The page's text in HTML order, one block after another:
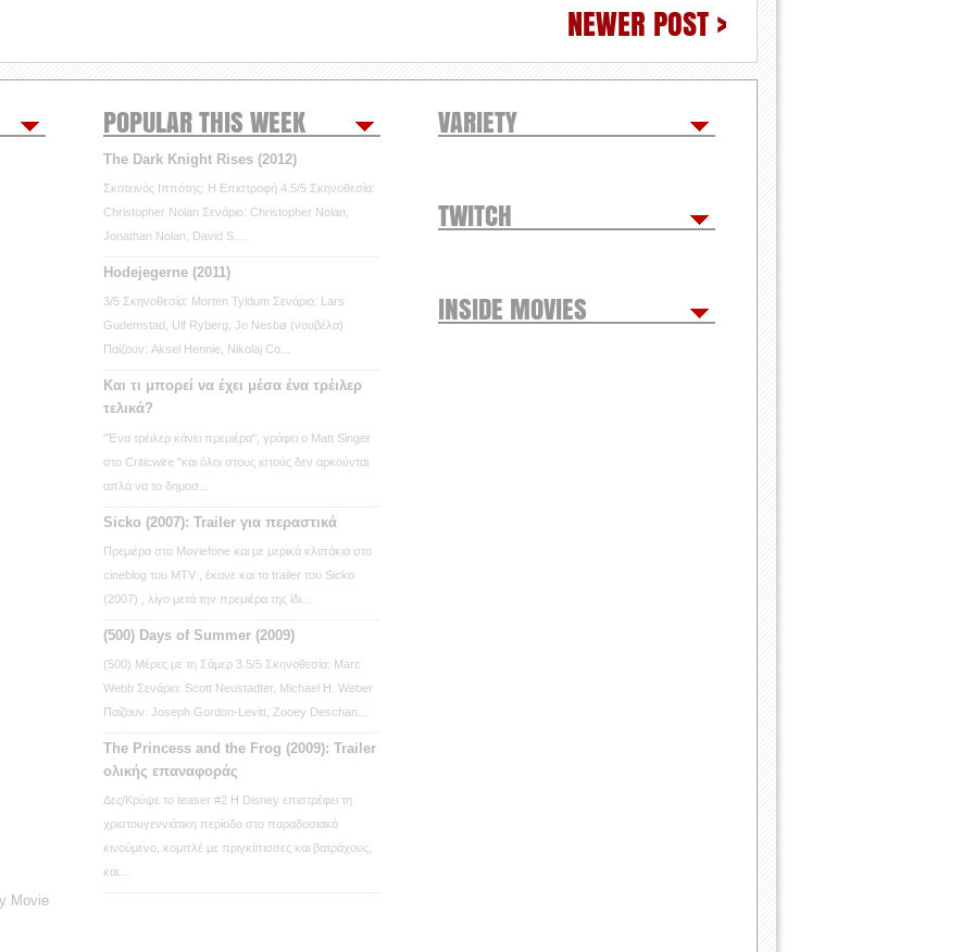
NEWER POST >
Movie
POPULAR THIS WEEK
The Dark Knight Rises (2012)
Σκοτεινός Ιππότης: Η Επιστροφή 4.5/5 Σκηνοθεσία:
Christopher Nolan Σενάριο: Christopher Nolan,
Jonathan Nolan, David S....
Hodejegerne (2011)
3/5 Σκηνοθεσία: Morten Tyldum Σενάριο: Lars
Gudemstad, Ulf Ryberg, Jo Nesbø (νουβέλα)
Παίζουν: Aksel Hennie, Nikolaj Co...
Και τι μπορεί να έχει μέσα ένα τρέιλερ
τελικά?
"Ένα τρέιλερ κάνει πρεμιέρα", γράφει ο Matt Singer
στο Criticwire "και όλοι στους ιστούς δεν αρκούνται
απλά να το δημοσ...
Sicko (2007): Trailer για περαστικά
Πρεμιέρα στο Moviefone και με μερικά κλιπάκια στο
cineblog του MTV , έκανε και το trailer του Sicko
(2007) , λίγο μετά την πρεμιέρα της ίδι...
(500) Days of Summer (2009)
(500) Μέρες με τη Σάμερ 3.5/5 Σκηνοθεσία: Marc
Webb Σενάριο: Scott Neustadter, Michael H. Weber
Παίζουν: Joseph Gordon-Levitt, Zooey Deschan...
The Princess and the Frog (2009): Trailer
ολικής επαναφοράς
Δες/Κρύψε το teaser #2 Η Disney επιστρέφει τη
χριστουγεννιάτικη περίοδο στο παραδοσιακό
κινούμενο, κομπλέ με πριγκίπισσες και βατράχους,
και...
VARIETY
TWITCH
INSIDE MOVIES